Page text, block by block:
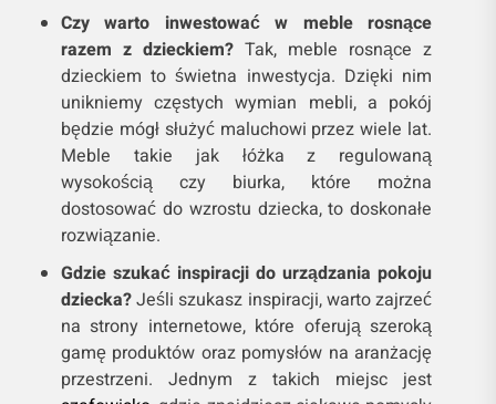
Czy warto inwestować w meble rosnące
razem z dzieckiem? Tak, meble rosnące z
dzieckiem to świetna inwestycja. Dzięki nim
unikniemy częstych wymian mebli, a pokój
będzie mógł służyć maluchowi przez wiele lat.
Meble takie jak łóżka z regulowaną
wysokością czy biurka, które można
dostosować do wzrostu dziecka, to doskonałe
rozwiązanie.
Gdzie szukać inspiracji do urządzania pokoju
dziecka?Jeśli szukasz inspiracji, warto zajrzeć
na strony internetowe, które oferują szeroką
gamę produktów oraz pomysłów na aranżację
przestrzeni. Jednym z takich miejsc jest